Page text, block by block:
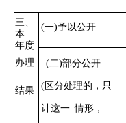
三、
本
年度
办理
结果
(一)予以公开
(二)部分公开
(区分处理的，只
计这一 情形，